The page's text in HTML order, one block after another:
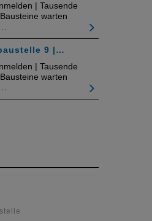
| Tausende
warten
9 |…
| Tausende
warten